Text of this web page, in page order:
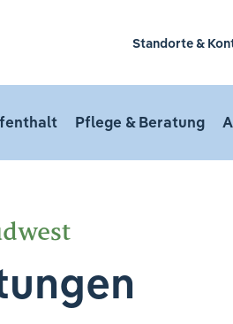
Standorte &
Pflege & Beratung